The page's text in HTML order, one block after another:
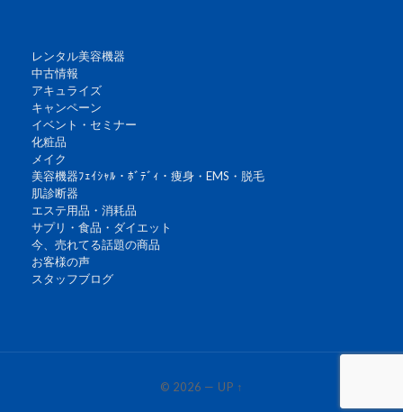
レンタル美容機器
中古情報
アキュライズ
キャンペーン
イベント・セミナー
化粧品
メイク
美容機器ﾌｪｲｼｬﾙ・ﾎﾞﾃﾞｨ・痩身・EMS・脱毛
肌診断器
エステ用品・消耗品
サプリ・食品・ダイエット
今、売れてる話題の商品
お客様の声
スタッフブログ
© 2026 — UP ↑